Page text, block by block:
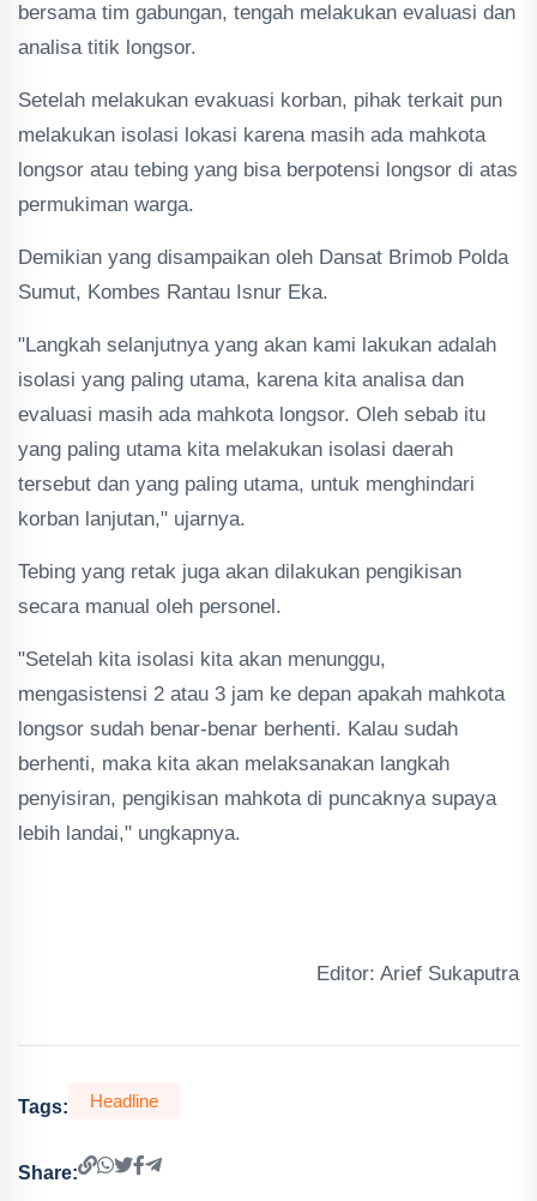
bersama tim gabungan, tengah melakukan evaluasi dan
analisa titik longsor.
Setelah melakukan evakuasi korban, pihak terkait pun
melakukan isolasi lokasi karena masih ada mahkota
longsor atau tebing yang bisa berpotensi longsor di atas
permukiman warga.
Demikian yang disampaikan oleh Dansat Brimob Polda
Sumut, Kombes Rantau Isnur Eka.
"Langkah selanjutnya yang akan kami lakukan adalah
isolasi yang paling utama, karena kita analisa dan
evaluasi masih ada mahkota longsor. Oleh sebab itu
yang paling utama kita melakukan isolasi daerah
tersebut dan yang paling utama, untuk menghindari
korban lanjutan," ujarnya.
Tebing yang retak juga akan dilakukan pengikisan
secara manual oleh personel.
"Setelah kita isolasi kita akan menunggu,
mengasistensi 2 atau 3 jam ke depan apakah mahkota
longsor sudah benar-benar berhenti. Kalau sudah
berhenti, maka kita akan melaksanakan langkah
penyisiran, pengikisan mahkota di puncaknya supaya
lebih landai," ungkapnya.
Editor: Arief Sukaputra
Tags: Headline
Share: